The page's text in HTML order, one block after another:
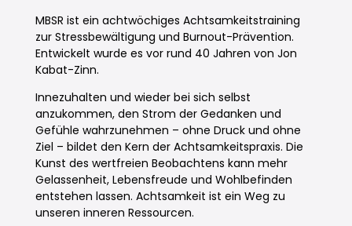
MBSR ist ein achtwöchiges Achtsamkeitstraining
zur Stressbewältigung und Burnout-Prävention.
Entwickelt wurde es vor rund 40 Jahren von Jon
Kabat-Zinn.
Innezuhalten und wieder bei sich selbst
anzukommen, den Strom der Gedanken und
Gefühle wahrzunehmen – ohne Druck und ohne
Ziel – bildet den Kern der Achtsamkeitspraxis. Die
Kunst des wertfreien Beobachtens kann mehr
Gelassenheit, Lebensfreude und Wohlbefinden
entstehen lassen. Achtsamkeit ist ein Weg zu
unseren inneren Ressourcen.